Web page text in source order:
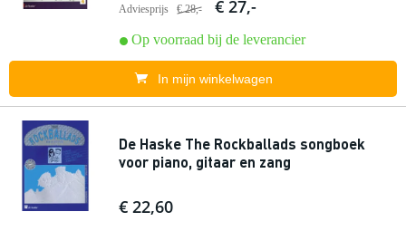
Adviesprijs € 28,- € 27,-
Op voorraad bij de leverancier
In mijn winkelwagen
De Haske The Rockballads songboek
voor piano, gitaar en zang
€ 22,60